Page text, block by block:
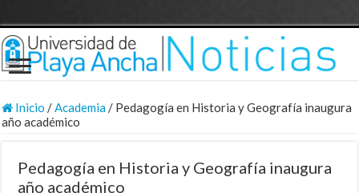
Inicio /Academia/ Pedagogía en Historia y Geografía inaugura
año académico
Pedagogía en Historia y Geografía inaugura
año académico